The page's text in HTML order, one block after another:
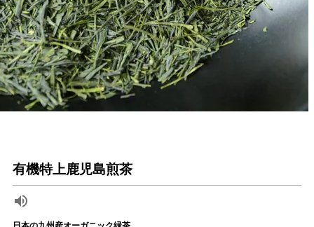
有機特上鹿児島煎茶